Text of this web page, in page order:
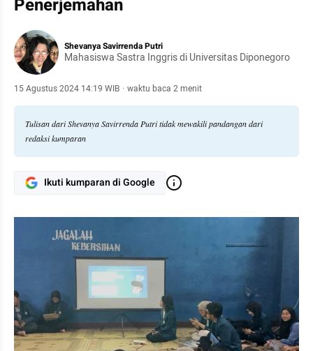
Penerjemahan
Shevanya Savirrenda Putri
Mahasiswa Sastra Inggris di Universitas Diponegoro
15 Agustus 2024 14:19 WIB · waktu baca 2 menit
Tulisan dari Shevanya Savirrenda Putri tidak mewakili pandangan dari
redaksi kumparan
Ikuti kumparan di Google